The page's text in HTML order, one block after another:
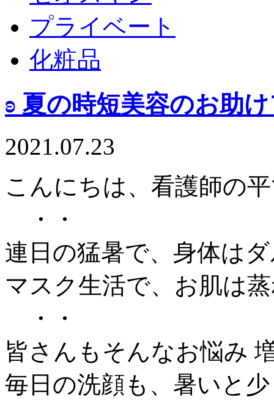
プライベート
化粧品
ʚ 夏の時短美容のお助
2021.07.23
こんにちは、看護師の平
・・
連日の猛暑で、身体は
マスク生活で、お肌は
・・
皆さんもそんなお悩み
毎日の洗顔も、暑いと